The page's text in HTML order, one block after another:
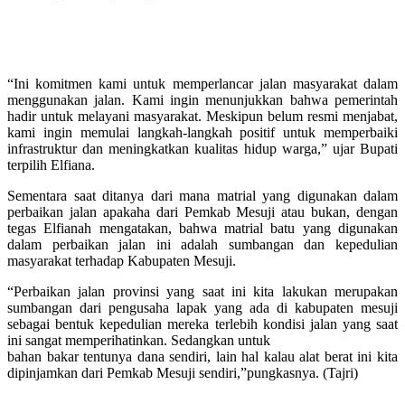
“Ini komitmen kami untuk memperlancar jalan masyarakat dalam
menggunakan jalan. Kami ingin menunjukkan bahwa pemerintah
hadir untuk melayani masyarakat. Meskipun belum resmi menjabat,
kami ingin memulai langkah-langkah positif untuk memperbaiki
infrastruktur dan meningkatkan kualitas hidup warga,” ujar Bupati
terpilih Elfiana.
Sementara saat ditanya dari mana matrial yang digunakan dalam
perbaikan jalan apakaha dari Pemkab Mesuji atau bukan, dengan
tegas Elfianah mengatakan, bahwa matrial batu yang digunakan
dalam perbaikan jalan ini adalah sumbangan dan kepedulian
masyarakat terhadap Kabupaten Mesuji.
“Perbaikan jalan provinsi yang saat ini kita lakukan merupakan
sumbangan dari pengusaha lapak yang ada di kabupaten mesuji
sebagai bentuk kepedulian mereka terlebih kondisi jalan yang saat
ini sangat memperihatinkan. Sedangkan untuk
bahan bakar tentunya dana sendiri, lain hal kalau alat berat ini kita
dipinjamkan dari Pemkab Mesuji sendiri,”pungkasnya. (Tajri)